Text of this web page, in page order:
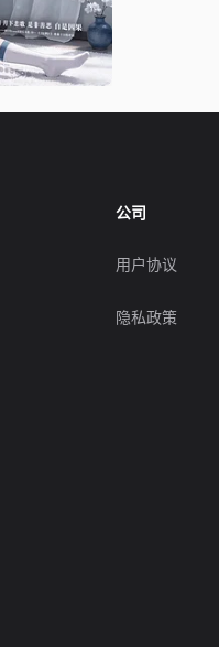
公司
用户协议
隐私政策